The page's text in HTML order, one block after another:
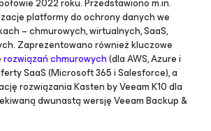
platformy do ochrony danych we
– chmurowych, wirtualnych, SaaS,
Zaprezentowano również kluczowe
rozwiązań chmurowych(dla AWS, Azure i
SaaS (Microsoft 365 i Salesforce), a
rozwiązania Kasten by Veeam K10 dla
dwunastą wersję Veeam Backup &